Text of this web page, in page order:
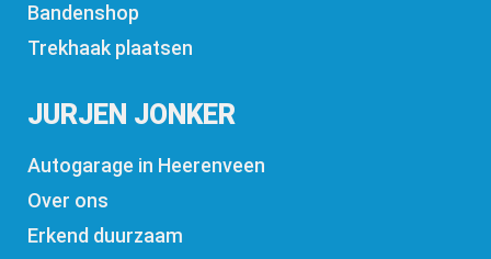
Bandenshop
Trekhaak plaatsen
JURJEN JONKER
Autogarage in Heerenveen
Over ons
Erkend duurzaam